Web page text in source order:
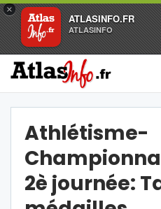
×
ATLASINFO.FR
ATLASINFO
Athlétisme-
2è journée: